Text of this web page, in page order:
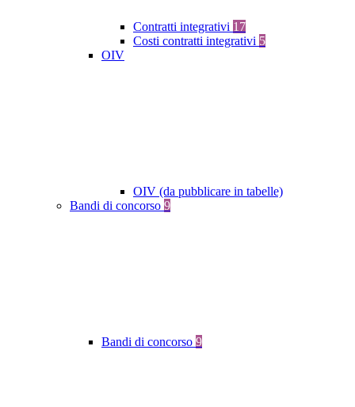
Contratti integrativi 17
Costi contratti integrativi 5
OIV
OIV (da pubblicare in tabelle)
Bandi di concorso 9
Bandi di concorso 9